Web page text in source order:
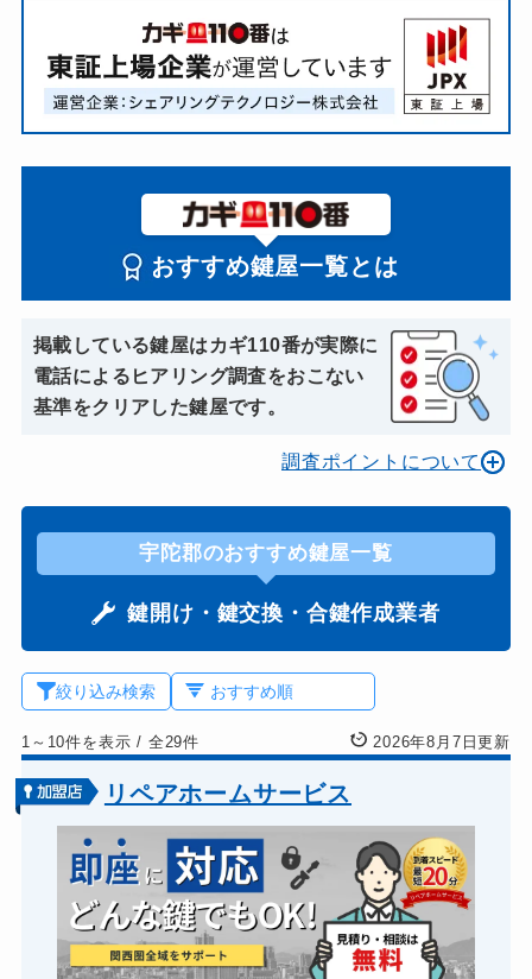
おすすめ鍵屋一覧とは
掲載している鍵屋はカギ110番が実際に
電話によるヒアリング調査をおこない
基準をクリアした鍵屋です。
調査ポイントについて
宇陀郡のおすすめ鍵屋一覧
鍵開け・鍵交換・合鍵作成業者
絞り込み検索
1～10件を表示/ 全29件 2026年8月7日更新
リペアホームサービス